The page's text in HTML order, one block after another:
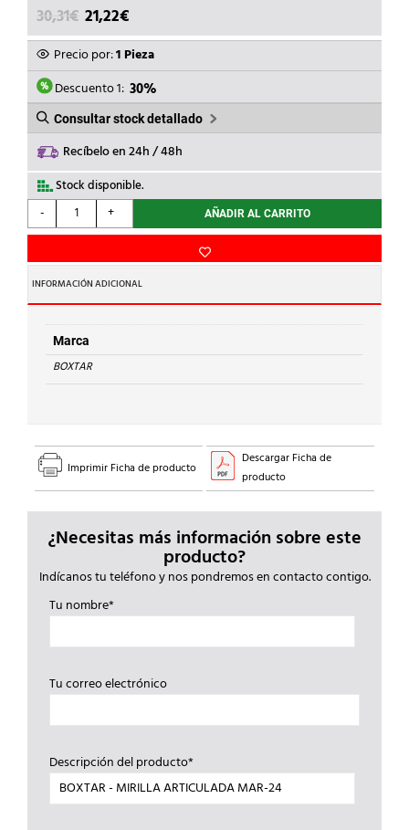
30,31€ EL
PRECIO
ORIGINAL
ERA:
30,31€.
21,22€
PRECIO
ACTUAL
ES:
21,22€.
Precio por:1 Pieza
Descuento 1: 30%
Consultar stock detallado
Recíbelo en 24h / 48h
Stock disponible.
-
BOXTAR
-
ARTICULADA
MAR-
24
cantidad
+ AÑADIR AL CARRITO
INFORMACIÓN ADICIONAL
Marca
BOXTAR
Imprimir Ficha de producto
Descargar Ficha de
producto
¿Necesitas más información sobre este
producto?
Indícanos tu teléfono y nos pondremos en contacto contigo.
Tu nombre*
Tu correo electrónico
Descripción del producto*